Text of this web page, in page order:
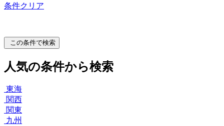
条件クリア
この条件で検索
人気の条件から検索
東海
関西
関東
九州